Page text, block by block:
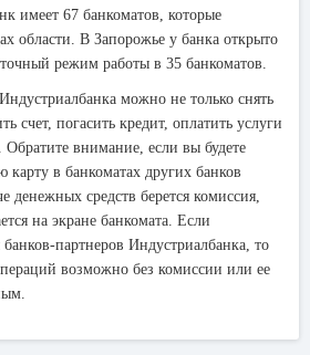
имеет 67 банкоматов, которые
области. В Запорожье у банка открыто
режим работы в 35 банкоматов.
можно не только снять
счет, погасить кредит, оплатить услуги
внимание, если вы будете
карту в банкоматах других банков
денежных средств берется комиссия,
на экране банкомата. Если
партнеров Индустриалбанка, то
возможно без комиссии или ее